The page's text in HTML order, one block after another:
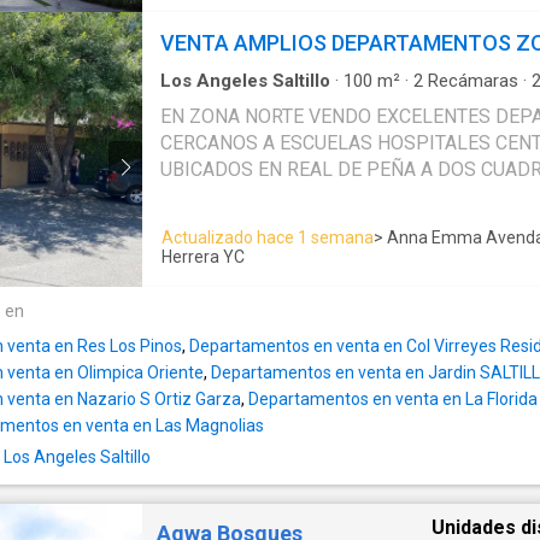
Lobby.Elevador.Acceso privado de la rampa
como acceso directo al parque de
amenidades como tiendas especializadas y
verdes, jardines, restaurantes, cancha de
caminar con vista panor?mica, ludoteca,
VENTA AMPLIOS DEPARTAMENTOS
Los Angeles Saltillo · 100 m² · 2 Recámaras · 2
EN ZONA NORTE VENDO EXCELENTES
CERCANOS A ESCUELAS HOSPITALES
UBICADOS EN REAL DE PEÑA A DOS
TRES EN PLANTA ALTA. LOS DE PLANTA
CAJONES DE ESTACIONAMIENTO Y LOS
SEIS DEPARTAMENTOS. CADA
INTERFON TANQUE DE GAS
BOMBA, ALGUNOS CUENTAN CON MINI
CUENTAN CON ABANICOS DE TECHO EN
CON ESTUFA Y HORNO, LAVANDERIA
LAVADORA Y SECADORA. CUENTA ADEMAS
Actualizado hace 1 semana> Anna Emma
Herrera YC
en
en Res Los Pinos, Departamentos en venta en Col Virreyes
venta en Olimpica Oriente, Departamentos en venta en Jardin
en Nazario S Ortiz Garza, Departamentos en venta en La
en venta en Las Magnolias
Angeles Saltillo
Agwa Bosques Unidades